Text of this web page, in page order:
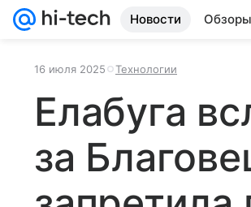
Новости Обзоры
16 июля 2025 Технологии
Елабуга
за